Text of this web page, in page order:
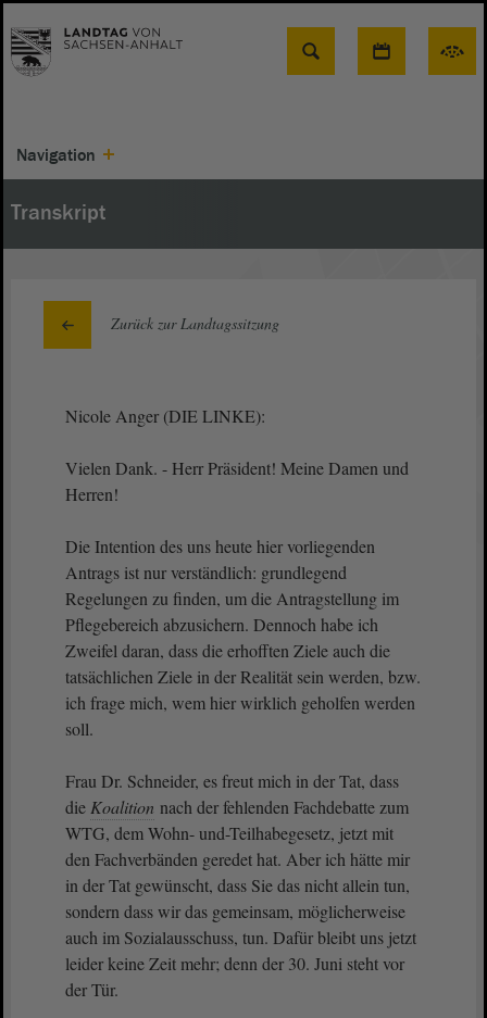
Suche
Navigation
Transkript
Zurück zur Landtagssitzung
Nicole Anger (DIE LINKE):
Vielen Dank. - Herr Präsident! Meine Damen und
Herren!
Die Intention des uns heute hier vorliegenden
Antrags ist nur verständlich: grundlegend
Regelungen zu finden, um die Antragstellung im
Pflegebereich abzusichern. Dennoch habe ich
Zweifel daran, dass die erhofften Ziele auch die
tatsächlichen Ziele in der Realität sein werden, bzw.
ich frage mich, wem hier wirklich geholfen werden
soll.
Frau Dr. Schneider, es freut mich in der Tat, dass
die Koalition nach der fehlenden Fachdebatte zum
WTG, dem Wohn- und-Teilhabegesetz, jetzt mit
den Fachverbänden geredet hat. Aber ich hätte mir
in der Tat gewünscht, dass Sie das nicht allein tun,
sondern dass wir das gemeinsam, möglicherweise
auch im Sozialausschuss, tun. Dafür bleibt uns jetzt
leider keine Zeit mehr; denn der 30. Juni steht vor
der Tür.